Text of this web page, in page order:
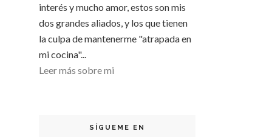
interés y mucho amor, estos son mis
dos grandes aliados, y los que tienen
la culpa de mantenerme "atrapada en
mi cocina"...
Leer más sobre mi
SÍGUEME EN